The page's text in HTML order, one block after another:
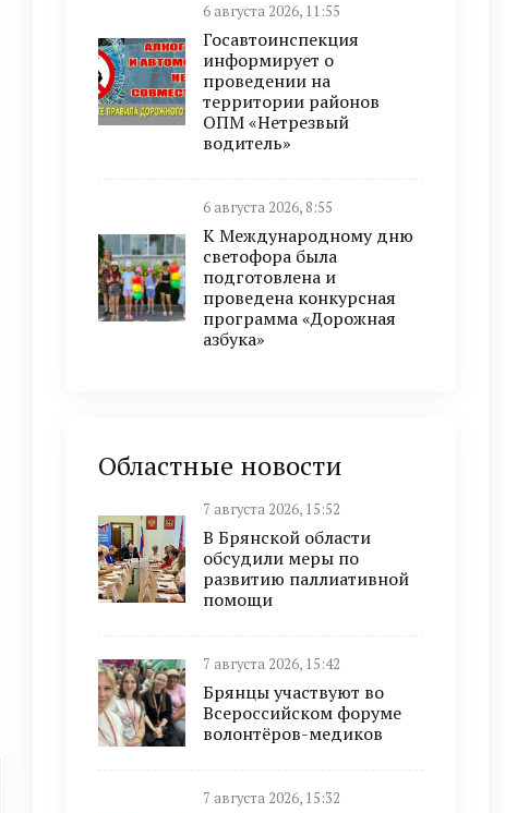
6 августа 2026, 11:55
Госавтоинспекция
информирует о
проведении на
территории районов
ОПМ «Нетрезвый
водитель»
6 августа 2026, 8:55
К Международному дню
светофора была
подготовлена и
проведена конкурсная
программа «Дорожная
азбука»
Областные новости
7 августа 2026, 15:52
В Брянской области
обсудили меры по
развитию паллиативной
помощи
7 августа 2026, 15:42
Брянцы участвуют во
Всероссийском форуме
волонтёров-медиков
7 августа 2026, 15:32